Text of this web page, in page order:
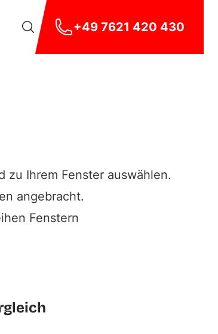
+49 7621 420 430
zu Ihrem Fenster auswählen.
angebracht.
Fenstern